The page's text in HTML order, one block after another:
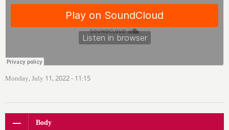
Monday, July 11, 2022 - 11:15
Body